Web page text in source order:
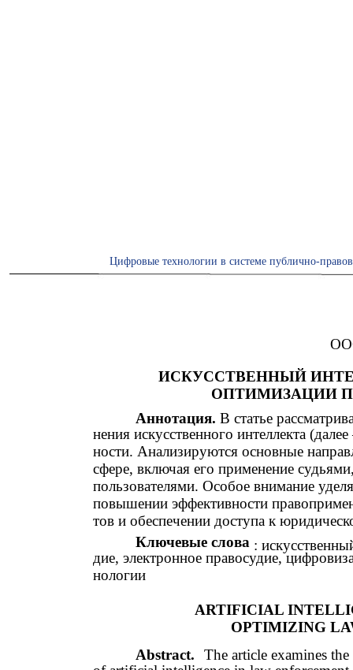
Цифровые технологии в системе публично-
ИСКУССТВЕННЫЙ
ОПТИМИЗАЦИИ
Аннотация. В статье
нения искусственного интеллекта
ности. Анализируются основные
сфере, включая его применение
пользователями. Особое внимание
повышении эффективности
тов и обеспечении доступа к
Ключевые слова :
дие, электронное правосудие,
нологии
ARTIFICIAL
OPTIMIZING
Abstract.
The article examines